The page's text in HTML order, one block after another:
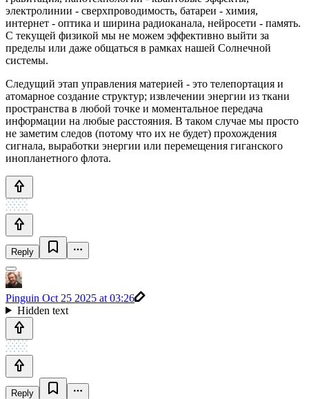
электролинии - сверхпроводимость, батареи - химия,
интернет - оптика и ширина радиоканала, нейросети - память.
С текущей физикой мы не можем эффективно выйти за
пределы или даже общаться в рамках нашей Солнечной
системы.
Следущий этап управления материей - это телепортация и
атомарное создание структур; извлечении энергии из ткани
пространства в любой точке и моментальное передача
информации на любые расстояния. В таком случае мы просто
не заметим следов (потому что их не будет) прохождения
сигнала, выработки энергии или перемещения гиганского
инопланетного флота.
Reply
Pinguin Oct 25 2025 at 03:26
Hidden text
Reply